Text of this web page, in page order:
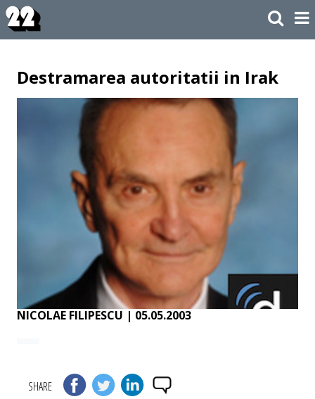
Destramarea autoritatii in Irak
NICOLAE FILIPESCU | 05.05.2003
SHARE